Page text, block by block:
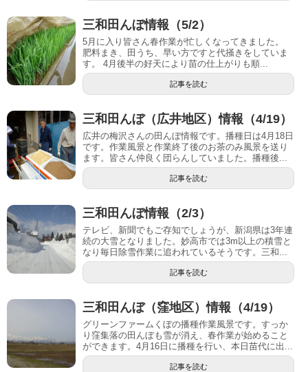
三和田んぼ情報（5/2）
5月に入り皆さん春作業が忙しくなってきました。
肥料まき、田うち、早い方ですと代掻きをしていま
す。 4月後半の好天により苗の仕上がりも順...
記事を読む
三和田んぼ（広井地区）情報（4/19）
広井の梅沢さんの田んぼ情報です。播種日は4月18日
です。作業風景と作業終了後のお茶のみ風景を送り
ます。皆さん仲良く団らんしていました。播種後...
記事を読む
三和田んぼ情報（2/3）
テレビ、新聞でもご存知でしょうが、新潟県は3年連
続の大雪となりました。妙高市では3m以上の積雪と
なり毎日除雪作業に追われているそうです。三和...
記事を読む
三和田んぼ（窪地区）情報（4/19）
グリーンファームくぼの播種作業風景です。すっか
り窪集落の田んぼも雪が消え、春作業が始めること
ができます。4月16日に播種を行い、本日苗代に出...
記事を読む